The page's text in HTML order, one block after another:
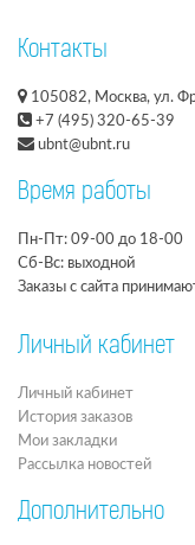
Контакты
105082, Москва, ул.
+7 (495) 320-65-39
ubnt@ubnt.ru
Время работы
Пн-Пт: 09-00 до 18-00
Сб-Вс: выходной
Заказы с сайта
Личный кабинет
Личный кабинет
История заказов
Мои закладки
Рассылка новостей
Дополнительно